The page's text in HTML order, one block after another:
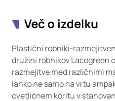
Več o izdelku
Plastični robniki-
družini robnikov Lacogreen
razmejitve med različnimi
lahko ne samo na vrtu
cvetličnem koritu v